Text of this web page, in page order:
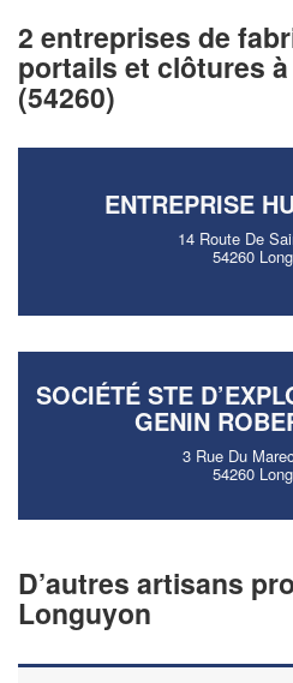
2 entreprises de
portails et clôtures
(54260)
ENTREPRISE
14 Route De
54260
SOCIÉTÉ STE
GENIN
3 Rue Du
54260
D’autres artisans
Longuyon